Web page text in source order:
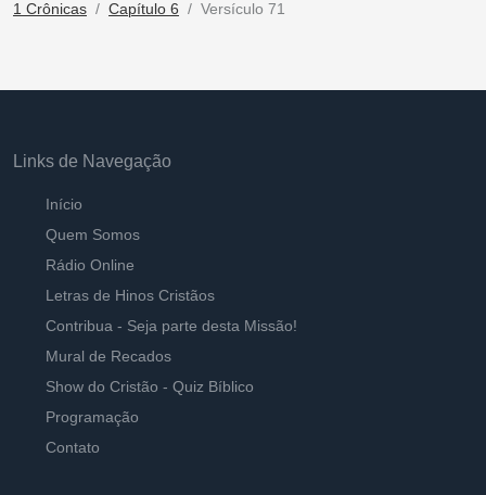
1 Crônicas Capítulo 6 Versículo 71
Links de Navegação
Início
Quem Somos
Rádio Online
Letras de Hinos Cristãos
Contribua - Seja parte desta Missão!
Mural de Recados
Show do Cristão - Quiz Bíblico
Programação
Contato